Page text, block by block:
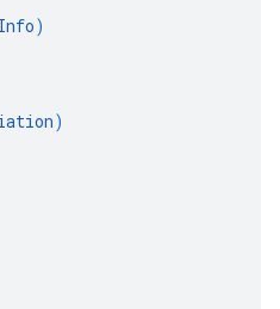
)
)